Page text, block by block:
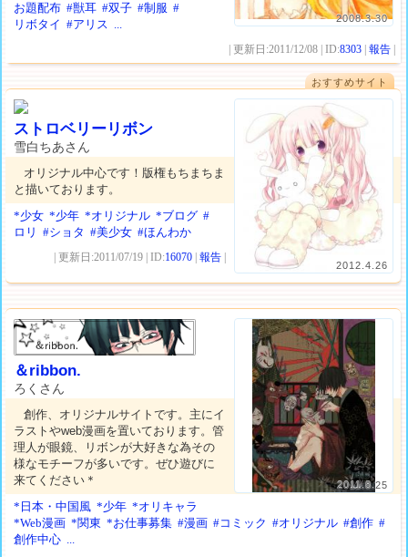
2008.3.30
お題配布 #獣耳 #双子 #制服 #
リボタイ #アリス ...
| 更新日:2011/12/08 | ID:8303 |報告
おすすめサイト
2012.4.26
ストロベリーリボン
雪白ちあさん
オリジナル中心です！版権もちまちま
と描いております。
*少女 *少年 *オリジナル *ブログ #
ロリ
#ショタ #美少女 #ほんわか
| 更新日:2011/07/19 | ID:16070 |報告
2011.8.25
＆ribbon.
ろくさん
創作、オリジナルサイトです。主にイ
ラストやweb漫画を置いております。管
理人が眼鏡、リボンが大好きな為その
様なモチーフが多いです。ぜひ遊びに
来てください＊
*日本・中国風 *少年 *オリキャラ
*Web漫画 *関東 *お仕事募集 #漫画 #コミック #オリジナル #創作 #
創作中心 ...